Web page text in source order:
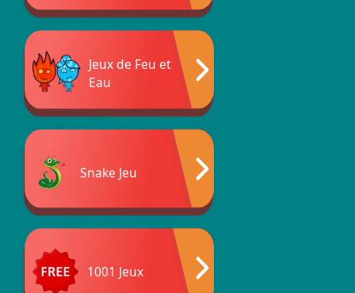
Jeux de Feu et
Eau
Snake Jeu
1001 Jeux